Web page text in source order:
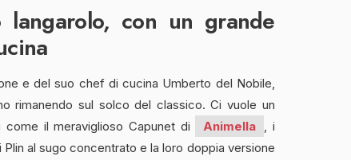
langarolo, con un grande
e del suo chef di cucina Umberto del Nobile,
rimanendo sul solco del classico. Ci vuole un
il meraviglioso Capunet di
Animella
, i
al sugo concentrato e la loro doppia versione